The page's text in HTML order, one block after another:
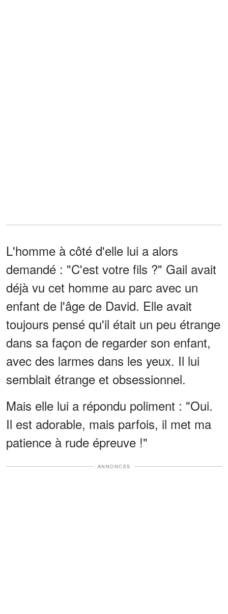
L'homme à côté d'elle lui a alors
demandé : "C'est votre fils ?" Gail avait
déjà vu cet homme au parc avec un
enfant de l'âge de David. Elle avait
toujours pensé qu'il était un peu étrange
dans sa façon de regarder son enfant,
avec des larmes dans les yeux. Il lui
semblait étrange et obsessionnel.
Mais elle lui a répondu poliment : "Oui.
Il est adorable, mais parfois, il met ma
patience à rude épreuve !"
ANNONCES